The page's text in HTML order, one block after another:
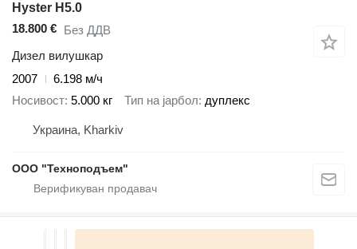
Hyster H5.0
18.800 € Без ДДВ
Дизел вилушкар
2007
6.198 м/ч
Носивост 5.000 кг Тип на јарбол дуплекс
Украина, Kharkiv
ООО "Техноподъем"